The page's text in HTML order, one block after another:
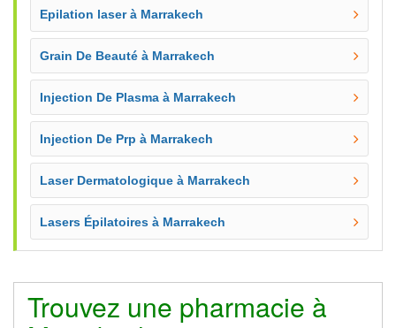
Epilation laser à Marrakech
Grain De Beauté à Marrakech
Injection De Plasma à Marrakech
Injection De Prp à Marrakech
Laser Dermatologique à Marrakech
Lasers Épilatoires à Marrakech
Trouvez une pharmacie à